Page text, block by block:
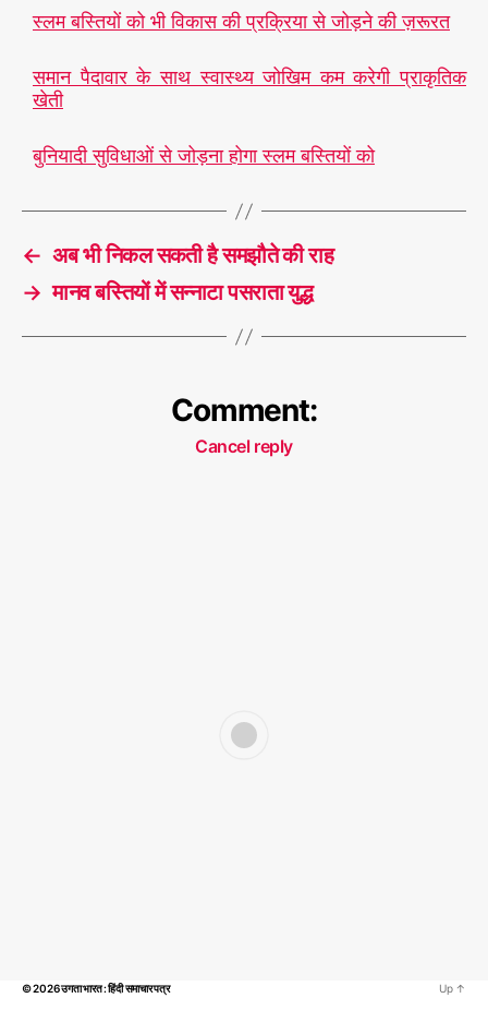
स्लम बस्तियों को भी विकास की प्रक्रिया से जोड़ने की ज़रूरत
समान पैदावार के साथ स्वास्थ्य जोखिम कम करेगी प्राकृतिक
खेती
बुनियादी सुविधाओं से जोड़ना होगा स्लम बस्तियों को
← अब भी निकल सकती है समझौते की राह
→ मानव बस्तियों में सन्नाटा पसराता युद्ध
Comment:
Cancel reply
© 2026उगता भारत : हिंदी समाचार पत्र Up ↑